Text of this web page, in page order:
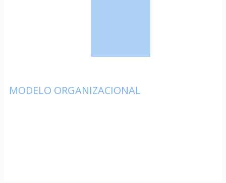
MODELO ORGANIZACIONAL